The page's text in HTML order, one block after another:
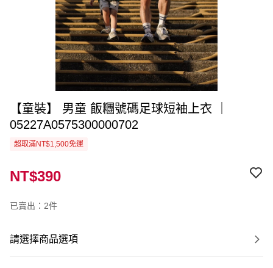
【童裝】 男童 飯糰號碼足球短袖上衣 ｜
05227A0575300000702
超取滿NT$1,500免運
NT$390
已賣出：2件
請選擇商品選項